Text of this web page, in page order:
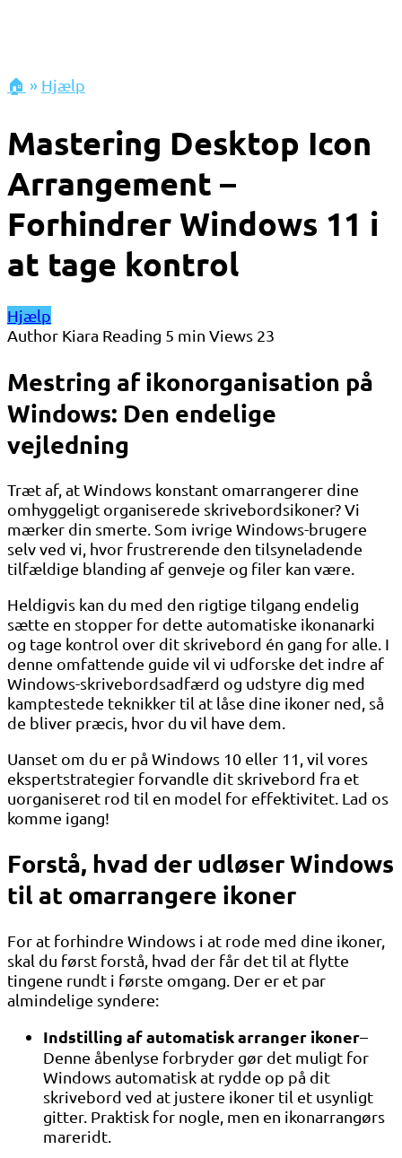
🏠 » Hjælp
Mastering Desktop Icon
Arrangement –
Forhindrer Windows 11 i
at tage kontrol
Hjælp
Author Kiara Reading 5 min Views 23
Mestring af ikonorganisation på
Windows: Den endelige
vejledning
Træt af, at Windows konstant omarrangerer dine
omhyggeligt organiserede skrivebordsikoner? Vi
mærker din smerte. Som ivrige Windows-brugere
selv ved vi, hvor frustrerende den tilsyneladende
tilfældige blanding af genveje og filer kan være.
Heldigvis kan du med den rigtige tilgang endelig
sætte en stopper for dette automatiske ikonanarki
og tage kontrol over dit skrivebord én gang for alle. I
denne omfattende guide vil vi udforske det indre af
Windows-skrivebordsadfærd og udstyre dig med
kamptestede teknikker til at låse dine ikoner ned, så
de bliver præcis, hvor du vil have dem.
Uanset om du er på Windows 10 eller 11, vil vores
ekspertstrategier forvandle dit skrivebord fra et
uorganiseret rod til en model for effektivitet. Lad os
komme igang!
Forstå, hvad der udløser Windows
til at omarrangere ikoner
For at forhindre Windows i at rode med dine ikoner,
skal du først forstå, hvad der får det til at flytte
tingene rundt i første omgang. Der er et par
almindelige syndere:
Indstilling af automatisk arranger ikoner–
Denne åbenlyse forbryder gør det muligt for
Windows automatisk at rydde op på dit
skrivebord ved at justere ikoner til et usynligt
gitter. Praktisk for nogle, men en ikonarrangørs
mareridt.